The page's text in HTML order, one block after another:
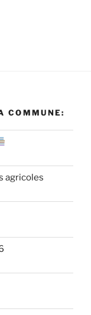
COMMUNE:
agricoles